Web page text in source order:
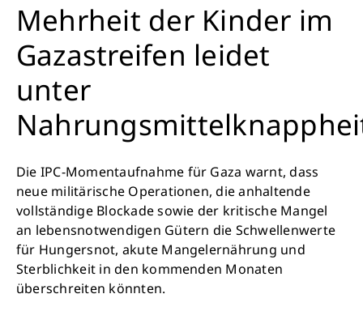
Mehrheit der Kinder im
Gazastreifen leidet
unter
Die IPC-Momentaufnahme für Gaza warnt, dass
neue militärische Operationen, die anhaltende
vollständige Blockade sowie der kritische Mangel
an lebensnotwendigen Gütern die Schwellenwerte
für Hungersnot, akute Mangelernährung und
Sterblichkeit in den kommenden Monaten
überschreiten könnten.